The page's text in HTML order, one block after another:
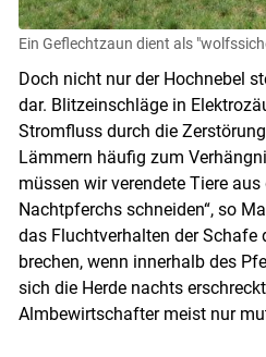
Ein Geflechtzaun dient als
Doch nicht nur der Hochnebel
dar. Blitzeinschläge in
Stromfluss durch die
Lämmern häufig zum
müssen wir verendete Tiere
Nachtpferchs schneiden“, so
das Fluchtverhalten der Schafe
brechen, wenn innerhalb des
sich die Herde nachts
Almbewirtschafter meist nur